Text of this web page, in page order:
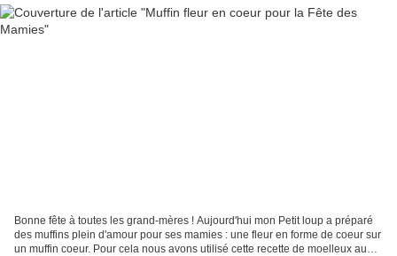
Bonne fête à toutes les grand-mères ! Aujourd'hui mon Petit loup a préparé
des muffins plein d'amour pour ses mamies : une fleur en forme de coeur sur
un muffin coeur. Pour cela nous avons utilisé cette recette de moelleux au